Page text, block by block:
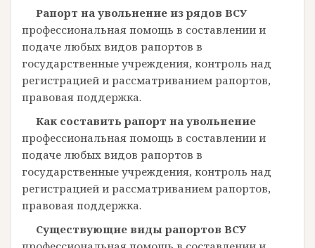
Рапорт на увольнение из рядов ВСУ
профессиональная помощь в составлении и
подаче любых видов рапортов в
государственные учреждения, контроль над
регистрацией и рассматриванием рапортов,
правовая поддержка.
Как составить рапорт на увольнение
профессиональная помощь в составлении и
подаче любых видов рапортов в
государственные учреждения, контроль над
регистрацией и рассматриванием рапортов,
правовая поддержка.
Существующие виды рапортов ВСУ